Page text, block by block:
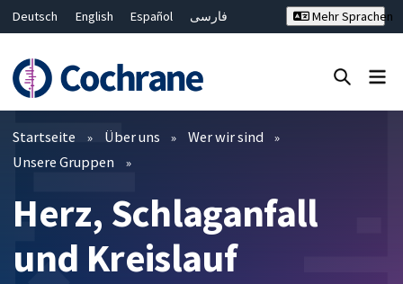
Deutsch English Español
فارسی
Bahasa Malaysia
ไทย
繁體中文
简体中文
Mehr Sprachen
Filter
Startseite Über uns
Wer wir sind
Unsere Gruppen
Herz, Schlaganfall
und Kreislauf